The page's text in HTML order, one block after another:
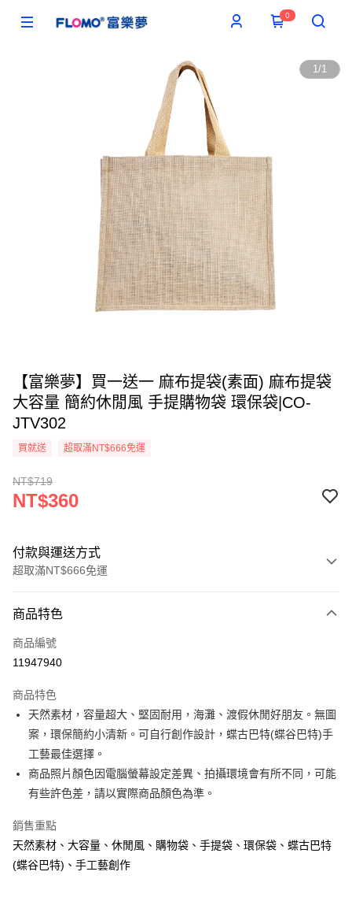
0
1/1
【富樂夢】買一送一 麻布提袋(素面) 麻布提袋
大容量 簡約休閒風 手提購物袋 環保袋|CO-
JTV302
買就送 超取滿NT$666免運
NT$719
NT$360
付款與運送方式
超取滿NT$666免運
信用卡一次付款
超商取貨付款
Apple Pay
街口支付
悠遊付
AFTEE先享後付
相關說明
AFTEE先享後付是「在收到商品之後才付款」的支付方式。 讓您購物簡單
便利好安心！
ATM付款
商品特色
商品編號
11947940
商品特色
天然素材，容量超大、堅固耐用，海灘、渡假休閒好朋友。無圖
案，環保簡約小清新。可自行創作設計，蝶古巴特(蝶谷巴特)手
工藝最佳選擇。
商品照片顏色因電腦螢幕設定差異、拍攝環境會有所不同，可能
有些許色差，請以實際商品顏色為準。
銷售重點
天然素材、大容量、休閒風、購物袋、手提袋、環保袋、蝶古巴特
(蝶谷巴特)、手工藝創作